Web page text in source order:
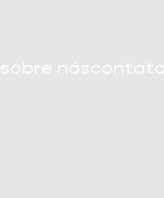
sobre nóscontato